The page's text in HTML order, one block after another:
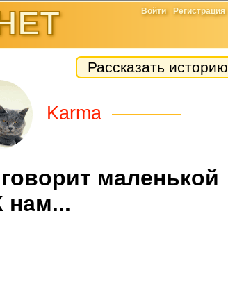
Войти Регистрация
Рассказать историю
Karma
маленькой
нам...